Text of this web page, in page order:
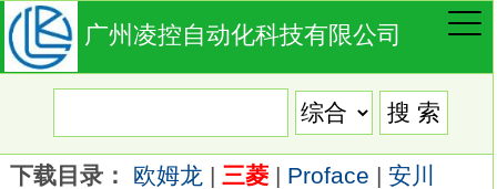
广州凌控自动化科技有限公司
下载目录： 欧姆龙 | 三菱| Proface | 安川